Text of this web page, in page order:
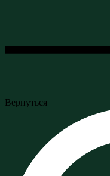
Вернуться